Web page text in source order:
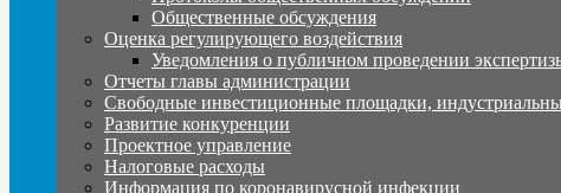
Общественные обсуждения
Оценка регулирующего воздействия
Уведомления о публичном проведении
Отчеты главы администрации
Свободные инвестиционные площадки,
Развитие конкуренции
Проектное управление
Налоговые расходы
Информация по коронавирусной инфекции